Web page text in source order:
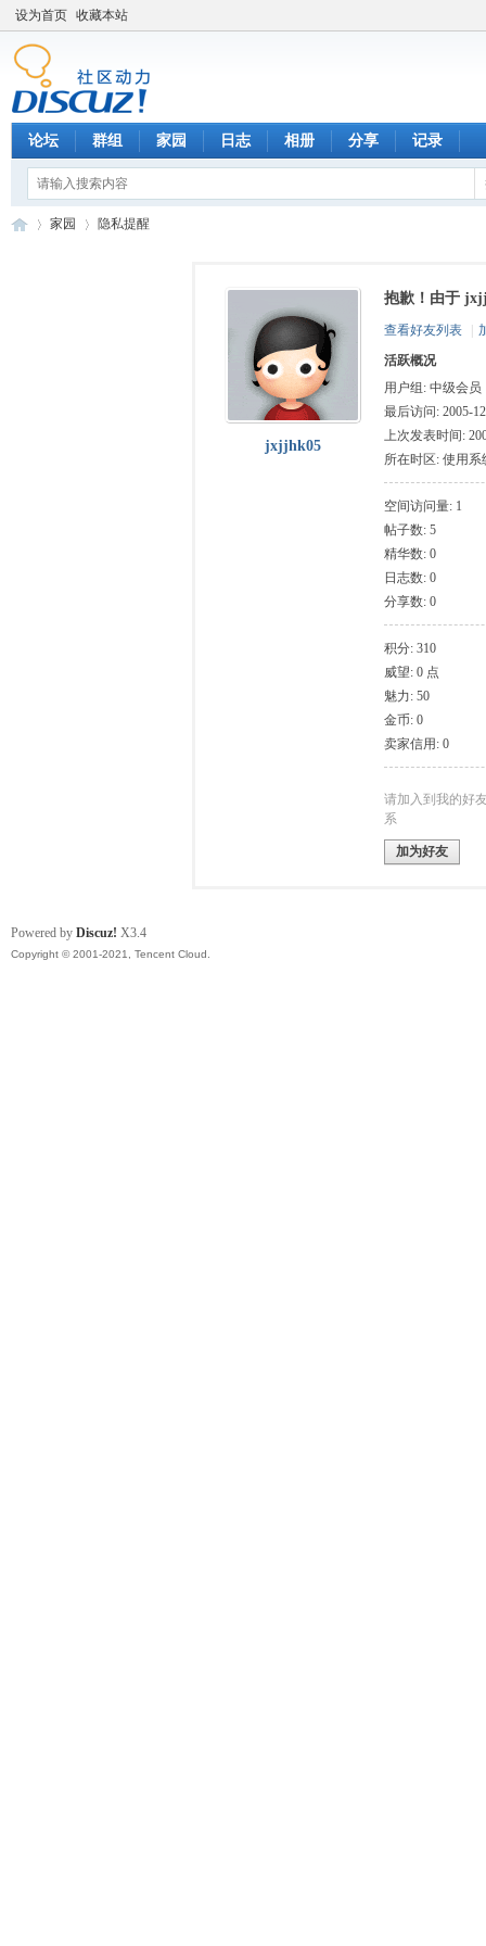
设为首页 收藏本站
论坛 群组 家园 日志 相册 分享 记录
家园 隐私提醒
jxjjhk05
抱歉！由于
查看好友列表
活跃概况
用户组: 中级会员
最后访问: 2005-
上次发表时间:
所在时区: 使用系
空间访问量: 1
帖子数: 5
精华数: 0
日志数: 0
分享数: 0
积分: 310
威望: 0 点
魅力: 50
金币: 0
卖家信用: 0
请加入到我的好
系
加为好友
Powered by Discuz! X3.4
Copyright © 2001-2021, Tencent Cloud.